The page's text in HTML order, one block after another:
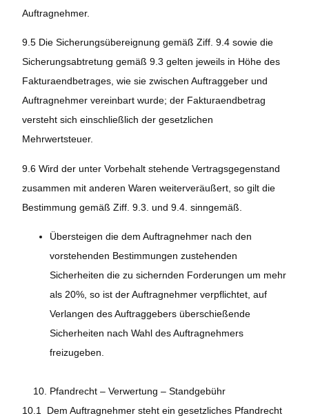
Auftragnehmer.
9.5 Die Sicherungsübereignung gemäß Ziff. 9.4 sowie die
Sicherungsabtretung gemäß 9.3 gelten jeweils in Höhe des
Fakturaendbetrages, wie sie zwischen Auftraggeber und
Auftragnehmer vereinbart wurde; der Fakturaendbetrag
versteht sich einschließlich der gesetzlichen
Mehrwertsteuer.
9.6 Wird der unter Vorbehalt stehende Vertragsgegenstand
zusammen mit anderen Waren weiterveräußert, so gilt die
Bestimmung gemäß Ziff. 9.3. und 9.4. sinngemäß.
Übersteigen die dem Auftragnehmer nach den
vorstehenden Bestimmungen zustehenden
Sicherheiten die zu sichernden Forderungen um mehr
als 20%, so ist der Auftragnehmer verpflichtet, auf
Verlangen des Auftraggebers überschießende
Sicherheiten nach Wahl des Auftragnehmers
freizugeben.
Pfandrecht – Verwertung – Standgebühr
10.1 Dem Auftragnehmer steht ein gesetzliches Pfandrecht